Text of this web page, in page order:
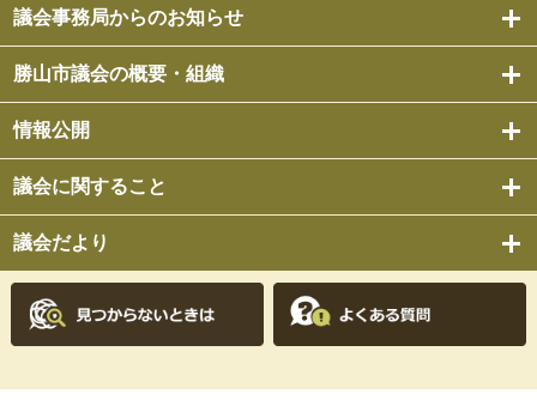
議会事務局からのお知らせ
勝山市議会の概要・組織
情報公開
議会に関すること
議会だより